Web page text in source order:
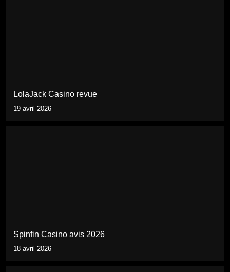
LolaJack Casino revue
19 avril 2026
Spinfin Casino avis 2026
18 avril 2026